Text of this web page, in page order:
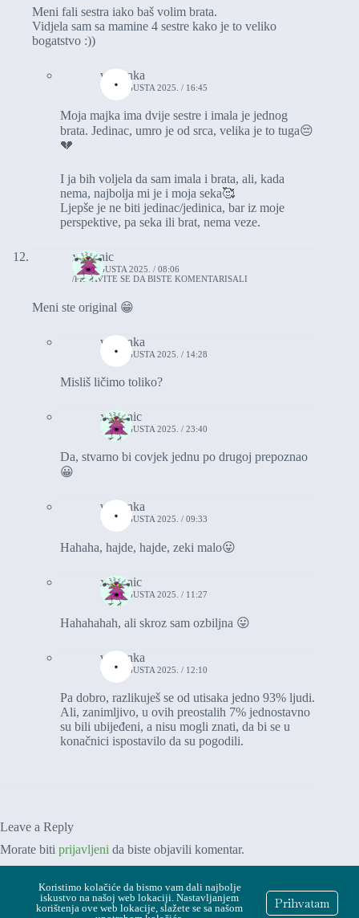
Meni fali sestra iako baš volim brata.
Vidjela sam sa mamine 4 sestre kako je to veliko
bogatstvo :))
vasionka
11. AUGUSTA 2025. / 16:45
Moja majka ima dvije sestre i imala je jednog
brata. Jedinac, umro je od srca, velika je to tuga😔
💔
I ja bih voljela da sam imala i brata, ali, kada
nema, najbolja mi je i moja seka🥰
Ljepše je ne biti jedinac/jedinica, bar iz moje
perspektive, pa seka ili brat, nema veze.
xxironic
13. AUGUSTA 2025. / 08:06
PRIJAVITE SE DA BISTE KOMENTARISALI
Meni ste original 😁
vasionka
13. AUGUSTA 2025. / 14:28
Misliš ličimo toliko?
xxironic
15. AUGUSTA 2025. / 23:40
Da, stvarno bi covjek jednu po drugoj prepoznao
😀
vasionka
16. AUGUSTA 2025. / 09:33
Hahaha, hajde, hajde, zeki malo😛
xxironic
16. AUGUSTA 2025. / 11:27
Hahahahah, ali skroz sam ozbiljna 😛
vasionka
16. AUGUSTA 2025. / 12:10
Pa dobro, razlikuješ se od utisaka jedno 93% ljudi.
Ali, zanimljivo, u ovih preostalih 7% jednostavno
su bili ubijeđeni, a nisu mogli znati, da bi se u
konačnici ispostavilo da su pogodili.
Leave a Reply
Morate biti prijavljeni da biste objavili komentar.
Koristimo kolačiće da bismo vam dali najbolje
iskustvo na našoj web lokaciji. Nastavljanjem
korištenja ove web lokacije, slažete se sa našom
Prihvatam